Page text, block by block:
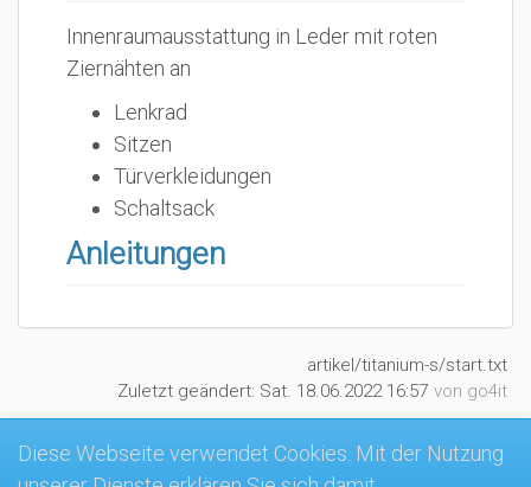
Innenraumausstattung in Leder mit roten
Ziernähten an
Lenkrad
Sitzen
Türverkleidungen
Schaltsack
Anleitungen
artikel/titanium-s/start.txt
Zuletzt geändert: Sat. 18.06.2022 16:57 von go4it
Diese Webseite verwendet Cookies. Mit der Nutzung